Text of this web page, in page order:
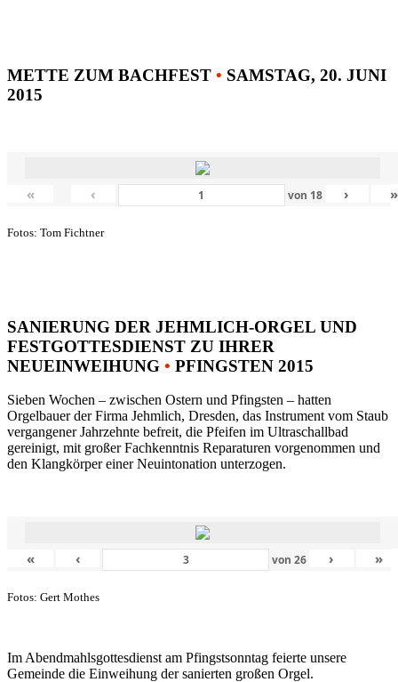
METTE ZUM BACHFEST • SAMSTAG, 20. JUNI
2015
« ‹ von 18 › »
Fotos: Tom Fichtner
SANIERUNG DER JEHMLICH-ORGEL UND
FESTGOTTESDIENST ZU IHRER
NEUEINWEIHUNG • PFINGSTEN 2015
Sieben Wochen – zwischen Ostern und Pfingsten – hatten
Orgelbauer der Firma Jehmlich, Dresden, das Instrument vom Staub
vergangener Jahrzehnte befreit, die Pfeifen im Ultraschallbad
gereinigt, mit großer Fachkenntnis Reparaturen vorgenommen und
den Klangkörper einer Neuintonation unterzogen.
« ‹ von26 › »
Fotos: Gert Mothes
Im Abendmahlsgottesdienst am Pfingstsonntag feierte unsere
Gemeinde die Einweihung der sanierten großen Orgel.